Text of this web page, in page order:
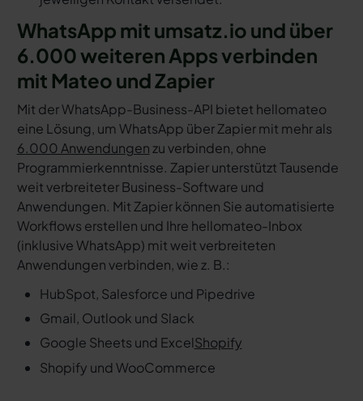
WhatsApp mit umsatz.io und über
6.000 weiteren Apps verbinden
mit Mateo und Zapier
Mit der WhatsApp-Business-API bietet hellomateo
eine Lösung, um WhatsApp über Zapier mit mehr als
6.000 Anwendungenzu verbinden, ohne
Programmierkenntnisse. Zapier unterstützt Tausende
weit verbreiteter Business-Software und
Anwendungen. Mit Zapier können Sie automatisierte
Workflows erstellen und Ihre hellomateo-Inbox
(inklusive WhatsApp) mit weit verbreiteten
Anwendungen verbinden, wie z. B.:
HubSpot, Salesforce und Pipedrive
Gmail, Outlook und Slack
Google Sheets und ExcelShopify
Shopify und WooCommerce